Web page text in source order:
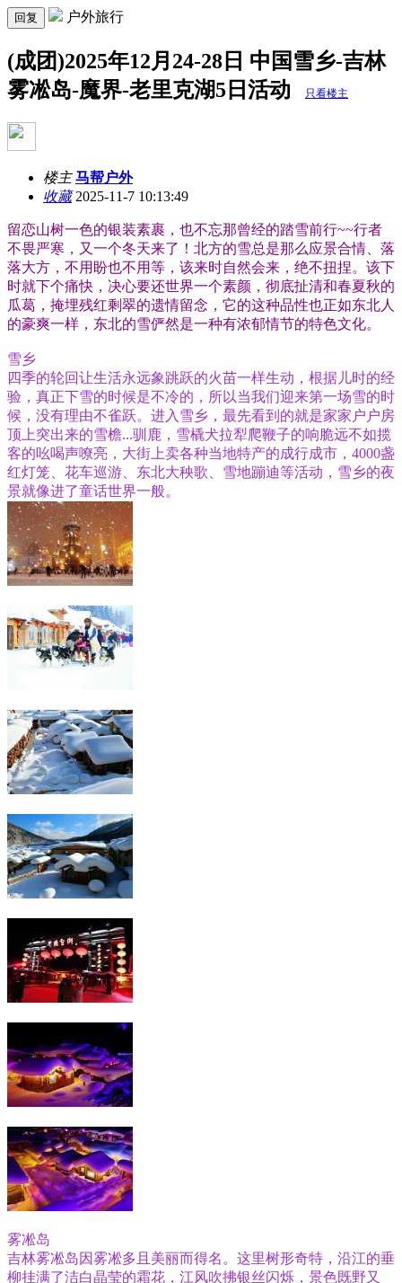
回复 户外旅行
(成团)2025年12月24-28日 中国雪乡-吉林
雾凇岛-魔界-老里克湖5日活动
只看楼主
楼主 马帮户外
收藏2025-11-7 10:13:49
留恋山树一色的银装素裹，也不忘那曾经的踏雪前行~~行者
不畏严寒，又一个冬天来了！北方的雪总是那么应景合情、落
落大方，不用盼也不用等，该来时自然会来，绝不扭捏。该下
时就下个痛快，决心要还世界一个素颜，彻底扯清和春夏秋的
瓜葛，掩埋残红剩翠的遗情留念，它的这种品性也正如东北人
的豪爽一样，东北的雪俨然是一种有浓郁情节的特色文化。
雪乡
四季的轮回让生活永远象跳跃的火苗一样生动，根据儿时的经
验，真正下雪的时候是不冷的，所以当我们迎来第一场雪的时
候，没有理由不雀跃。进入雪乡，最先看到的就是家家户户房
顶上突出来的雪檐...驯鹿，雪橇犬拉犁爬鞭子的响脆远不如揽
客的吆喝声嘹亮，大街上卖各种当地特产的成行成市，4000盏
红灯笼、花车巡游、东北大秧歌、雪地蹦迪等活动，雪乡的夜
景就像进了童话世界一般。
雾凇岛
吉林雾凇岛因雾凇多且美丽而得名。这里树形奇特，沿江的垂
柳挂满了洁白晶莹的霜花，江风吹拂银丝闪烁，景色既野又